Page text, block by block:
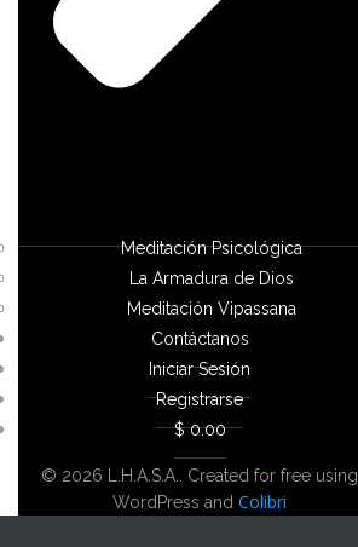
Meditación Psicológica
La Armadura de Dios
Meditación Vipassana
Contáctanos
Iniciar Sesión
Registrarse
$ 0.00
© 2026 L.H.A.S.A.. Created for free using
WordPress and Colibri